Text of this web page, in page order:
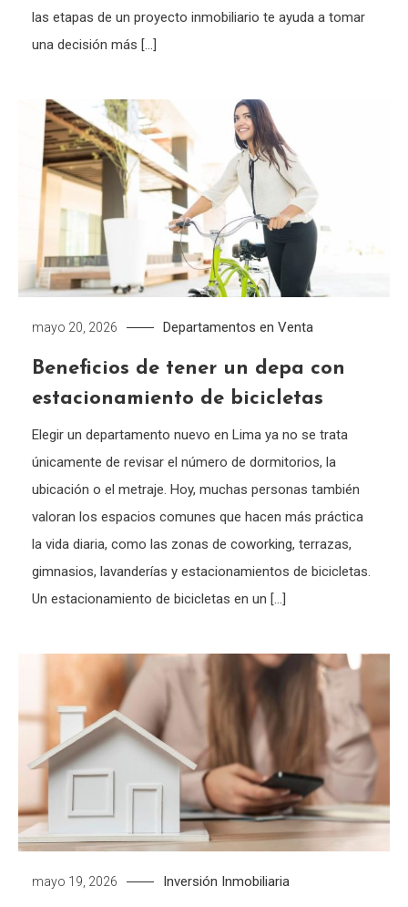
las etapas de un proyecto inmobiliario te ayuda a tomar
una decisión más […]
mayo 20, 2026 Departamentos en Venta
Beneficios de tener un depa con
estacionamiento de bicicletas
Elegir un departamento nuevo en Lima ya no se trata
únicamente de revisar el número de dormitorios, la
ubicación o el metraje. Hoy, muchas personas también
valoran los espacios comunes que hacen más práctica
la vida diaria, como las zonas de coworking, terrazas,
gimnasios, lavanderías y estacionamientos de bicicletas.
Un estacionamiento de bicicletas en un […]
mayo 19, 2026 Inversión Inmobiliaria